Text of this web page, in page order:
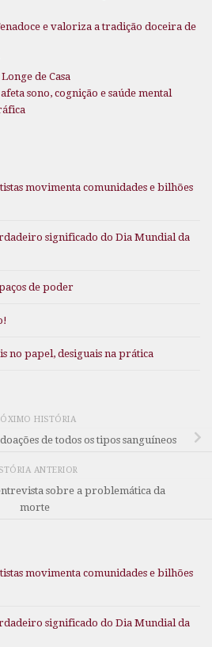
e valoriza a tradição doceira de
de Casa
sono, cognição e saúde mental
movimenta comunidades e bilhões
significado do Dia Mundial da
de poder
no papel, desiguais na prática
HISTÓRIA
de todos os tipos sanguíneos
ANTERIOR
sobre a problemática da
morte
movimenta comunidades e bilhões
significado do Dia Mundial da